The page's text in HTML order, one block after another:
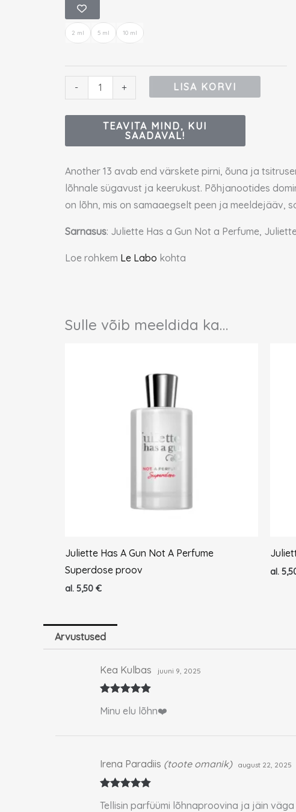
hinnangu
põhjal
2 ml 5 ml 10 ml
-
Labo
Another
kogus
+ LISA KORVI
TEAVITA MIND, KUI
SAADAVAL!
Another 13 avab end värskete pirni, õuna ja
lõhnale sügavust ja keerukust. Põhjanootides
on lõhn, mis on samaaegselt peen ja meeldejääv,
Sarnasus: Juliette Has a Gun Not a Perfume,
Loe rohkem Le Labo kohta
Sulle võib meeldida ka…
Juliette Has A Gun Not A Perfume
Superdose proov
al. 5,50 €
al.
Arvustused
5/ 5
Kea Kulbas juuni 9, 2025
Minu elu lõhn❤️
5/ 5
Irena Paradiis (toote omanik) august 22, 2025
Tellisin parfüümi lõhnaproovina ja jäin